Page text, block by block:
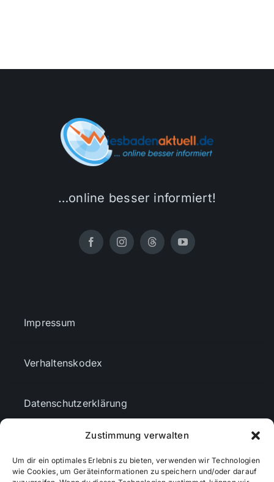
Zustimmung verwalten
Um dir ein optimales Erlebnis zu bieten, verwenden wir Technologien
wie Cookies, um Geräteinformationen zu speichern und/oder darauf
…online besser informiert!
Impressum
Verhaltenskodex
Datenschutzerklärung